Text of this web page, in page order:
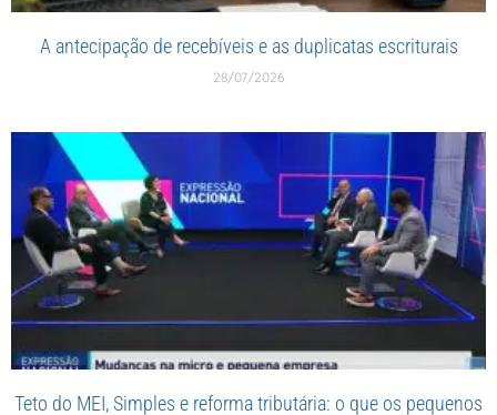
A antecipação de recebíveis e as duplicatas escriturais
28/07/2026
Teto do MEI, Simples e reforma tributária: o que os pequenos